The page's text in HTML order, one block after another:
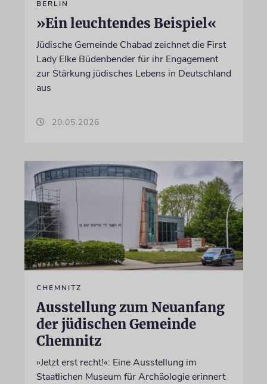
BERLIN
»Ein leuchtendes Beispiel«
Jüdische Gemeinde Chabad zeichnet die First
Lady Elke Büdenbender für ihr Engagement
zur Stärkung jüdisches Lebens in Deutschland
aus
20.05.2026
CHEMNITZ
Ausstellung zum Neuanfang
der jüdischen Gemeinde
Chemnitz
»Jetzt erst recht!«: Eine Ausstellung im
Staatlichen Museum für Archäologie erinnert